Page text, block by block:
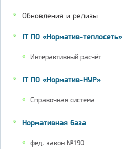
Обновления и релизы
IT ПО «Норматив-теплосеть»
Интерактивный расчёт
IT ПО «Норматив-НУР»
Справочная система
Нормативная база
фед. закон №190